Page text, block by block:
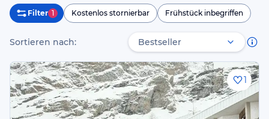
Filter 1 Kostenlos stornierbar Frühstück inbegriffen
Sortieren nach:
1